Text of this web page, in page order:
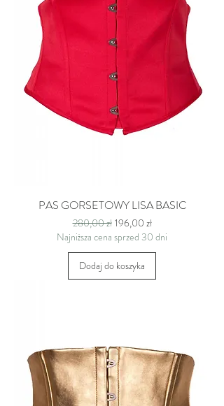
PAS GORSETOWY LISA BASIC
Regularna cena
280,00 zł Cena rabatowa
196,00 zł
Najniższa cena sprzed 30 dni
Dodaj do koszyka